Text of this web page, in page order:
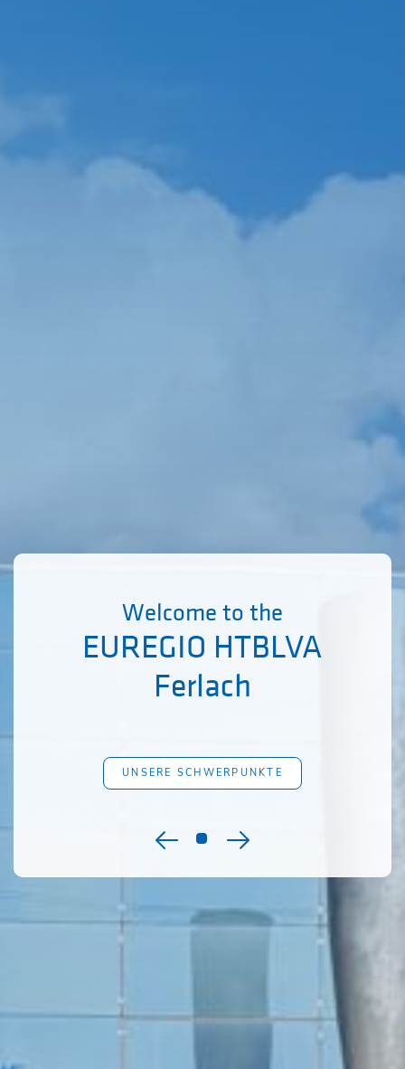
Welcome to the
EUREGIO HTBLVA
Ferlach
UNSERE SCHWERPUNKTE